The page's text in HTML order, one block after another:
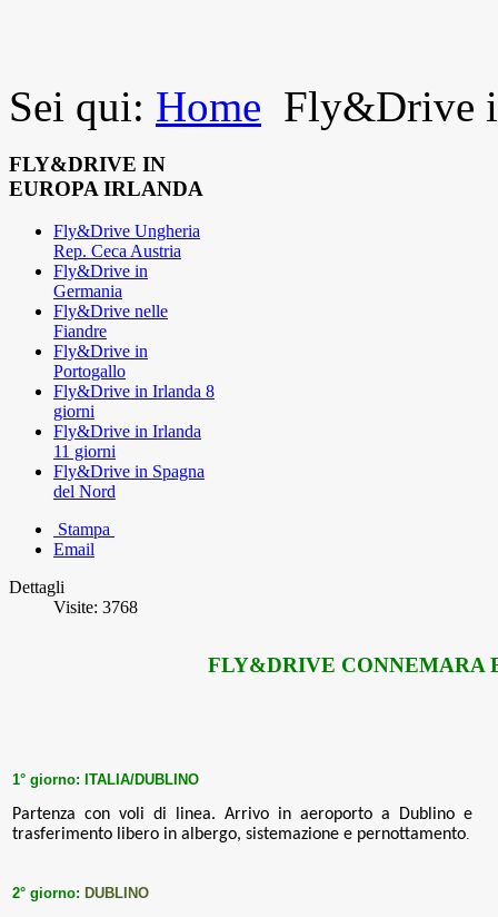
Sei qui: Home Fly&Drive
FLY&DRIVE IN
EUROPA IRLANDA
Fly&Drive Ungheria
Rep. Ceca Austria
Fly&Drive in
Germania
Fly&Drive nelle
Fiandre
Fly&Drive in
Portogallo
Fly&Drive in Irlanda 8
giorni
Fly&Drive in Irlanda
11 giorni
Fly&Drive in Spagna
del Nord
Stampa
Email
Dettagli
Visite: 3768
FLY&DRIVE CONNEMARA
1° giorno: ITALIA/DUBLINO
Partenza con voli di linea. Arrivo in aeroporto a Dublino e
trasferimento libero in albergo, sistemazione e pernottamento
2° giorno: DUBLINO